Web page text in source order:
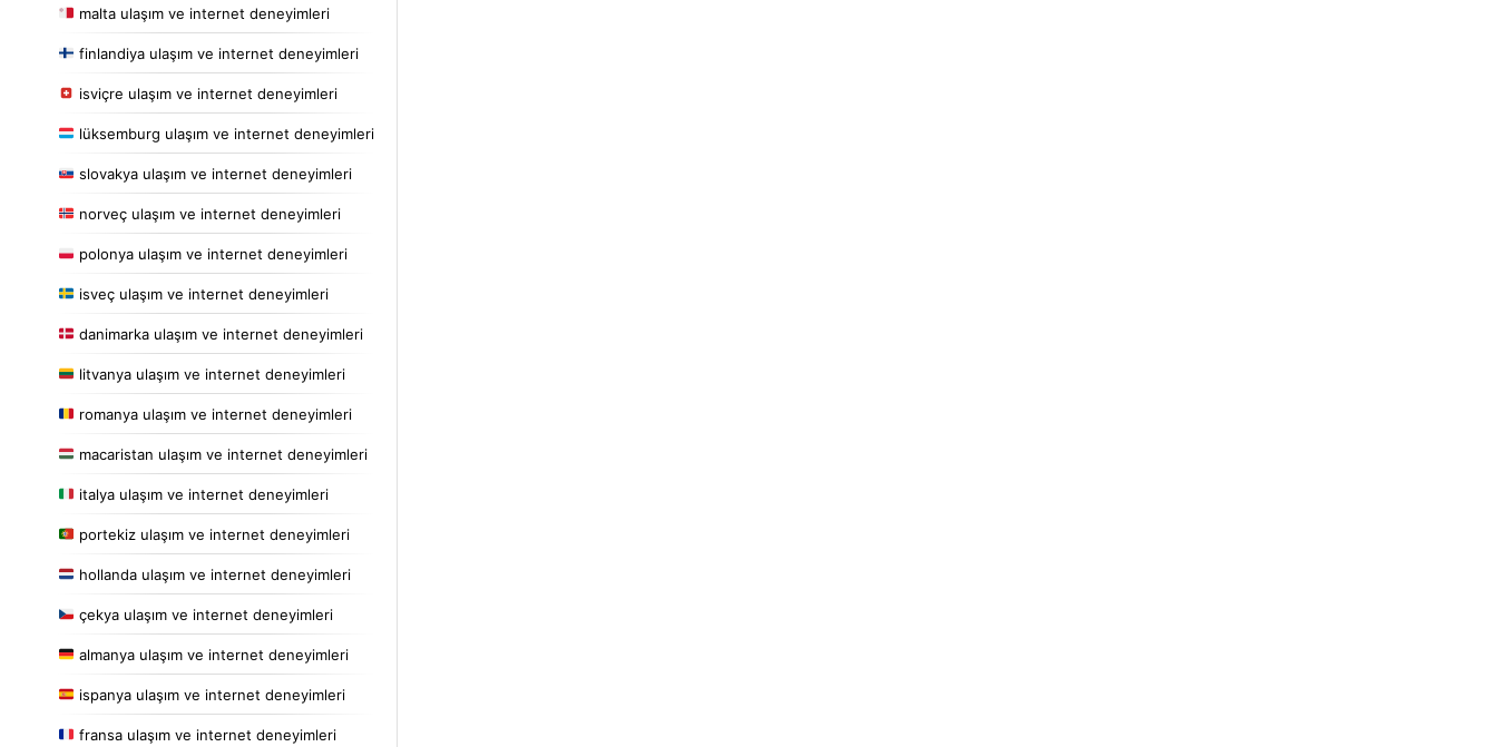
malta ulaşım ve internet deneyimleri
finlandiya ulaşım ve internet deneyimleri
isviçre ulaşım ve internet deneyimleri
lüksemburg ulaşım ve internet deneyimleri
slovakya ulaşım ve internet deneyimleri
norveç ulaşım ve internet deneyimleri
polonya ulaşım ve internet deneyimleri
isveç ulaşım ve internet deneyimleri
danimarka ulaşım ve internet deneyimleri
litvanya ulaşım ve internet deneyimleri
romanya ulaşım ve internet deneyimleri
macaristan ulaşım ve internet deneyimleri
italya ulaşım ve internet deneyimleri
portekiz ulaşım ve internet deneyimleri
hollanda ulaşım ve internet deneyimleri
çekya ulaşım ve internet deneyimleri
almanya ulaşım ve internet deneyimleri
ispanya ulaşım ve internet deneyimleri
fransa ulaşım ve internet deneyimleri